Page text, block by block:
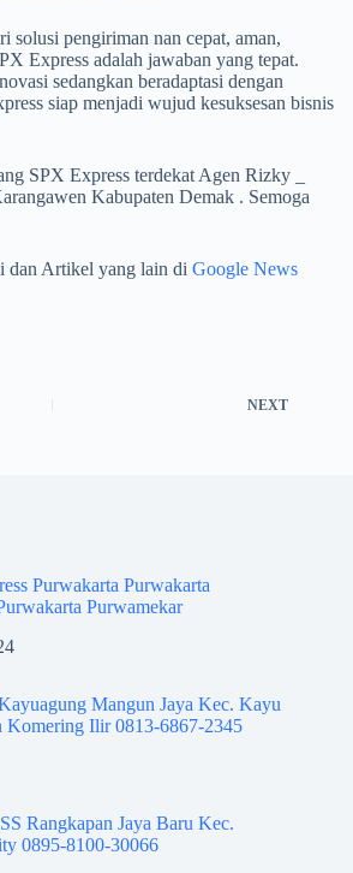
solusi pengiriman nan cepat, aman,
Express adalah jawaban yang tepat.
sedangkan beradaptasi dengan
siap menjadi wujud kesuksesan bisnis
SPX Express terdekat Agen Rizky _
Kabupaten Demak . Semoga
dan Artikel yang lain di Google News
NEXT
Purwakarta Purwakarta
Purwamekar
Mangun Jaya Kec. Kayu
Komering Ilir 0813-6867-2345
Rangkapan Jaya Baru Kec.
0895-8100-30066